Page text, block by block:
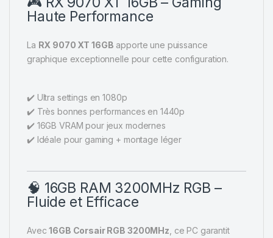
Haute Performance
La RX 9070 XT 16GB apporte une puissance
graphique exceptionnelle pour cette configuration.
✔️ Ultra settings en 1080p
✔️ Très bonnes performances en 1440p
✔️ 16GB VRAM pour jeux modernes
✔️ Idéale pour gaming + montage léger
🧠 16GB RAM 3200MHz RGB –
Fluide et Efficace
Avec16GB Corsair RGB 3200MHz , ce PC garantit